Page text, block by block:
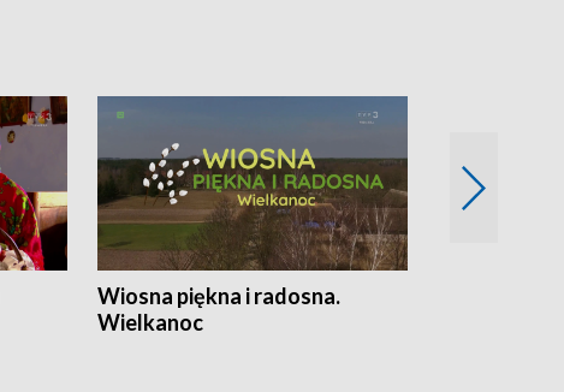
Wiosna piękna i radosna.
Wielkanoc